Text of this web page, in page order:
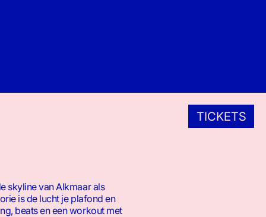
TICKETS
skyline van Alkmaar als
is de lucht je plafond en
beats en een workout met